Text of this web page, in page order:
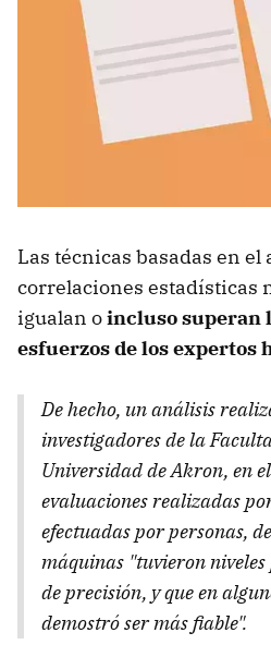
Las técnicas basadas en el
correlaciones estadísticas
igualan oincluso superan
esfuerzos de los expertos
De hecho, un análisis
investigadores de la
Universidad de Akron, en
evaluaciones realizadas
efectuadas por personas,
máquinas "tuvieron
de precisión, y que en
demostró ser más fiable".